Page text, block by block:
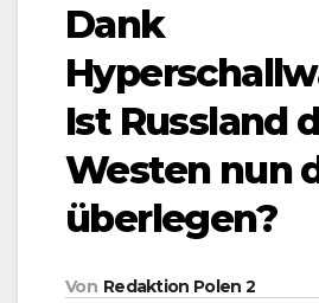
Dank
Ist Russland
Westen nun
überlegen?
Von Redaktion Polen 2